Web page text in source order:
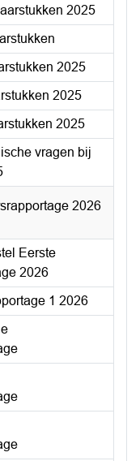
2025
2025
2025
2025
vragen bij
2026
Eerste
2026
1 2026